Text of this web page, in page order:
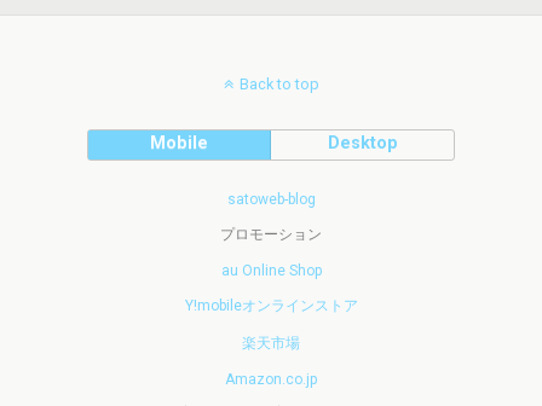
Back to top
Mobile Desktop
satoweb-blog
プロモーション
au Online Shop
Y!mobileオンラインストア
楽天市場
Amazon.co.jp